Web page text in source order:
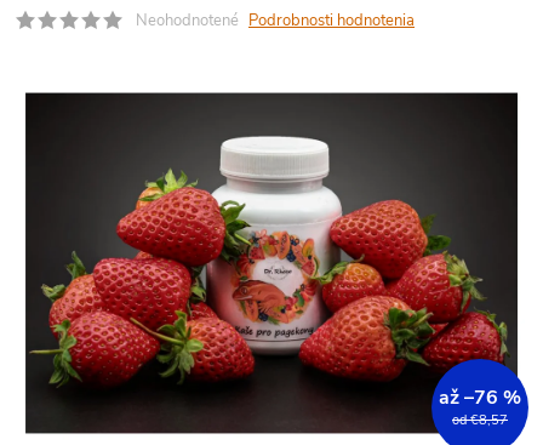
Neohodnotené Podrobnosti hodnotenia
od €8,57
až –76 %